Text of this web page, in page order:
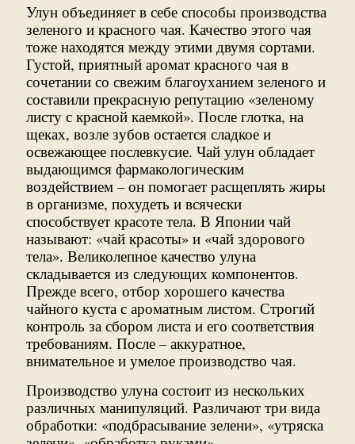
Улун объединяет в себе способы производства
зеленого и красного чая. Качество этого чая
тоже находятся между этими двумя сортами.
Густой, приятный аромат красного чая в
сочетании со свежим благоуханием зеленого и
составили прекрасную репутацию «зеленому
листу с красной каемкой». После глотка, на
щеках, возле зубов остается сладкое и
освежающее послевкусие. Чай улун обладает
выдающимся фармакологическим
воздействием – он помогает расщеплять жиры
в организме, похудеть и всячески
способствует красоте тела. В Японии чай
называют: «чай красоты» и «чай здорового
тела». Великолепное качество улуна
складывается из следующих компонентов.
Прежде всего, отбор хорошего качества
чайного куста с ароматным листом. Строгий
контроль за сбором листа и его соответствия
требованиям. После – аккуратное,
внимательное и умелое производство чая.
Производство улуна состоит из нескольких
различных манипуляций. Различают три вида
обработки: «подбрасывание зелени», «утряска